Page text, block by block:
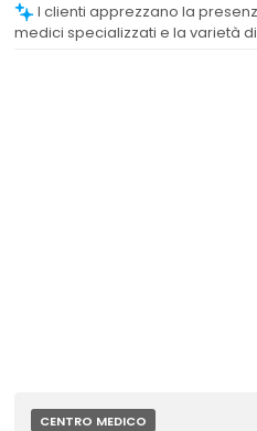
I clienti apprezzano la presenza di
medici specializzati e la varietà di
CENTRO MEDICO